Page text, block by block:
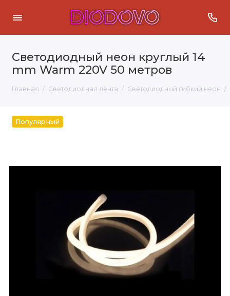
Светодиодный неон круглый 14
mm Warm 220V 50 метров
Главная Светодиодная лента Светодиодный гибкий неон
Популярный